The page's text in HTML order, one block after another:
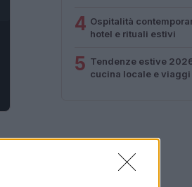
4 Ospitalità
hotel e rituali estivi
5 Tendenze estive
cucina locale e